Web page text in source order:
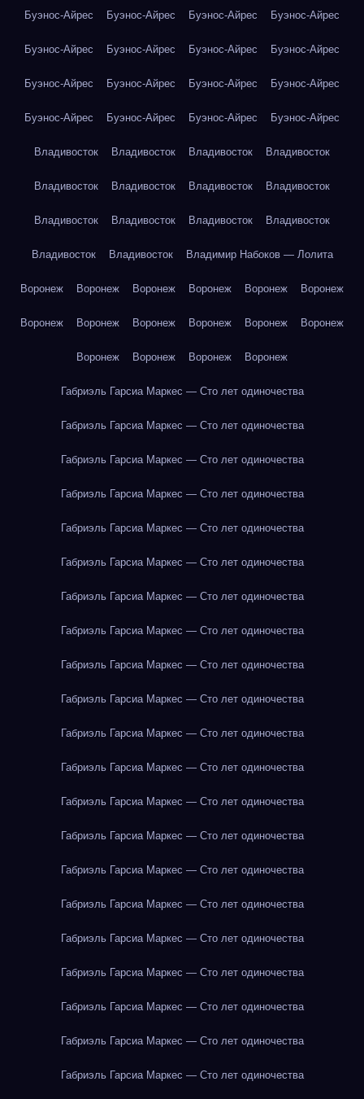
Буэнос-Айрес Буэнос-Айрес Буэнос-Айрес Буэнос-Айрес
Буэнос-Айрес Буэнос-Айрес Буэнос-Айрес Буэнос-Айрес
Буэнос-Айрес Буэнос-Айрес Буэнос-Айрес Буэнос-Айрес
Буэнос-Айрес Буэнос-Айрес Буэнос-Айрес Буэнос-Айрес
Владивосток Владивосток Владивосток Владивосток
Владивосток Владивосток Владивосток Владивосток
Владивосток Владивосток Владивосток Владивосток
Владивосток Владивосток Владимир Набоков — Лолита
Воронеж Воронеж Воронеж Воронеж Воронеж Воронеж
Воронеж Воронеж Воронеж Воронеж Воронеж Воронеж
Воронеж Воронеж Воронеж Воронеж
Габриэль Гарсиа Маркес — Сто лет одиночества
Габриэль Гарсиа Маркес — Сто лет одиночества
Габриэль Гарсиа Маркес — Сто лет одиночества
Габриэль Гарсиа Маркес — Сто лет одиночества
Габриэль Гарсиа Маркес — Сто лет одиночества
Габриэль Гарсиа Маркес — Сто лет одиночества
Габриэль Гарсиа Маркес — Сто лет одиночества
Габриэль Гарсиа Маркес — Сто лет одиночества
Габриэль Гарсиа Маркес — Сто лет одиночества
Габриэль Гарсиа Маркес — Сто лет одиночества
Габриэль Гарсиа Маркес — Сто лет одиночества
Габриэль Гарсиа Маркес — Сто лет одиночества
Габриэль Гарсиа Маркес — Сто лет одиночества
Габриэль Гарсиа Маркес — Сто лет одиночества
Габриэль Гарсиа Маркес — Сто лет одиночества
Габриэль Гарсиа Маркес — Сто лет одиночества
Габриэль Гарсиа Маркес — Сто лет одиночества
Габриэль Гарсиа Маркес — Сто лет одиночества
Габриэль Гарсиа Маркес — Сто лет одиночества
Габриэль Гарсиа Маркес — Сто лет одиночества
Габриэль Гарсиа Маркес — Сто лет одиночества